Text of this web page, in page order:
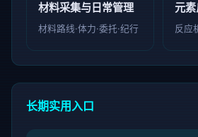
材料采集与日常管理
材料路线·体力·委托·纪行
元
反应
长期实用入口